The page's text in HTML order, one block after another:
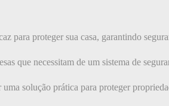
para proteger sua casa, garantindo
que necessitam de um sistema de
uma solução prática para proteger